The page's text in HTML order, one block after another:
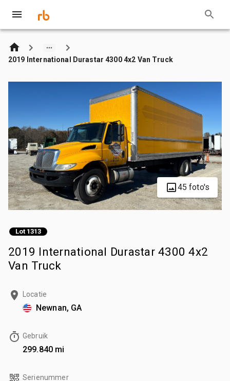
2019 International Durastar 4300 4x2 Van Truck
45 foto's
Lot 1313
2019 International Durastar 4300 4x2
Van Truck
Locatie
Newnan, GA
Gebruik
299.840 mi
Serienummer